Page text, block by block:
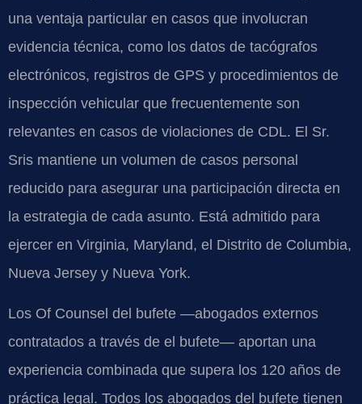
una ventaja particular en casos que involucran
evidencia técnica, como los datos de tacógrafos
electrónicos, registros de GPS y procedimientos de
inspección vehicular que frecuentemente son
relevantes en casos de violaciones de CDL. El Sr.
Sris mantiene un volumen de casos personal
reducido para asegurar una participación directa en
la estrategia de cada asunto. Está admitido para
ejercer en Virginia, Maryland, el Distrito de Columbia,
Nueva Jersey y Nueva York.
Los Of Counsel del bufete —abogados externos
contratados a través de el bufete— aportan una
experiencia combinada que supera los 120 años de
práctica legal. Todos los abogados del bufete tienen